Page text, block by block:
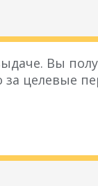
Вы
за целевые